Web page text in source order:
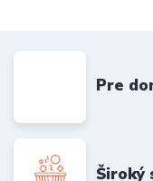
Pre
Široký